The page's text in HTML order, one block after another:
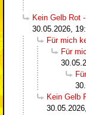
Kein Gelb Rot
30.05.2026,
Für mich
Für
Kein Gelb